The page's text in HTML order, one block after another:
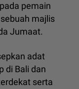
pemain
majlis
Jumaat.
adat
di Bali dan
serta